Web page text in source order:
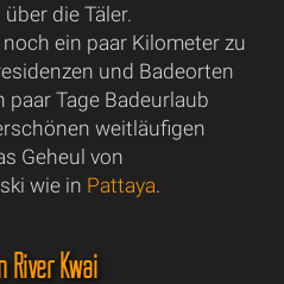
die Täler.
ein paar Kilometer zu
und Badeorten
paar Tage Badeurlaub
weitläufigen
Geheul von
wie in Pattaya.
Kwai